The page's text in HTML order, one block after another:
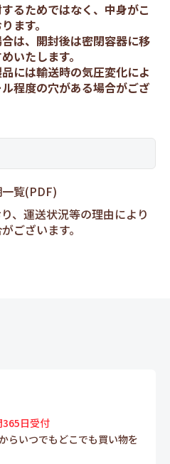
るためではなく、中身がこ
ます。
は、開封後は密閉容器に移
いたします。
には輸送時の気圧変化によ
程度の穴がある場合がござ
覧(PDF)
、運送状況等の理由により
ございます。
365日受付
らいつでもどこでも買い物を